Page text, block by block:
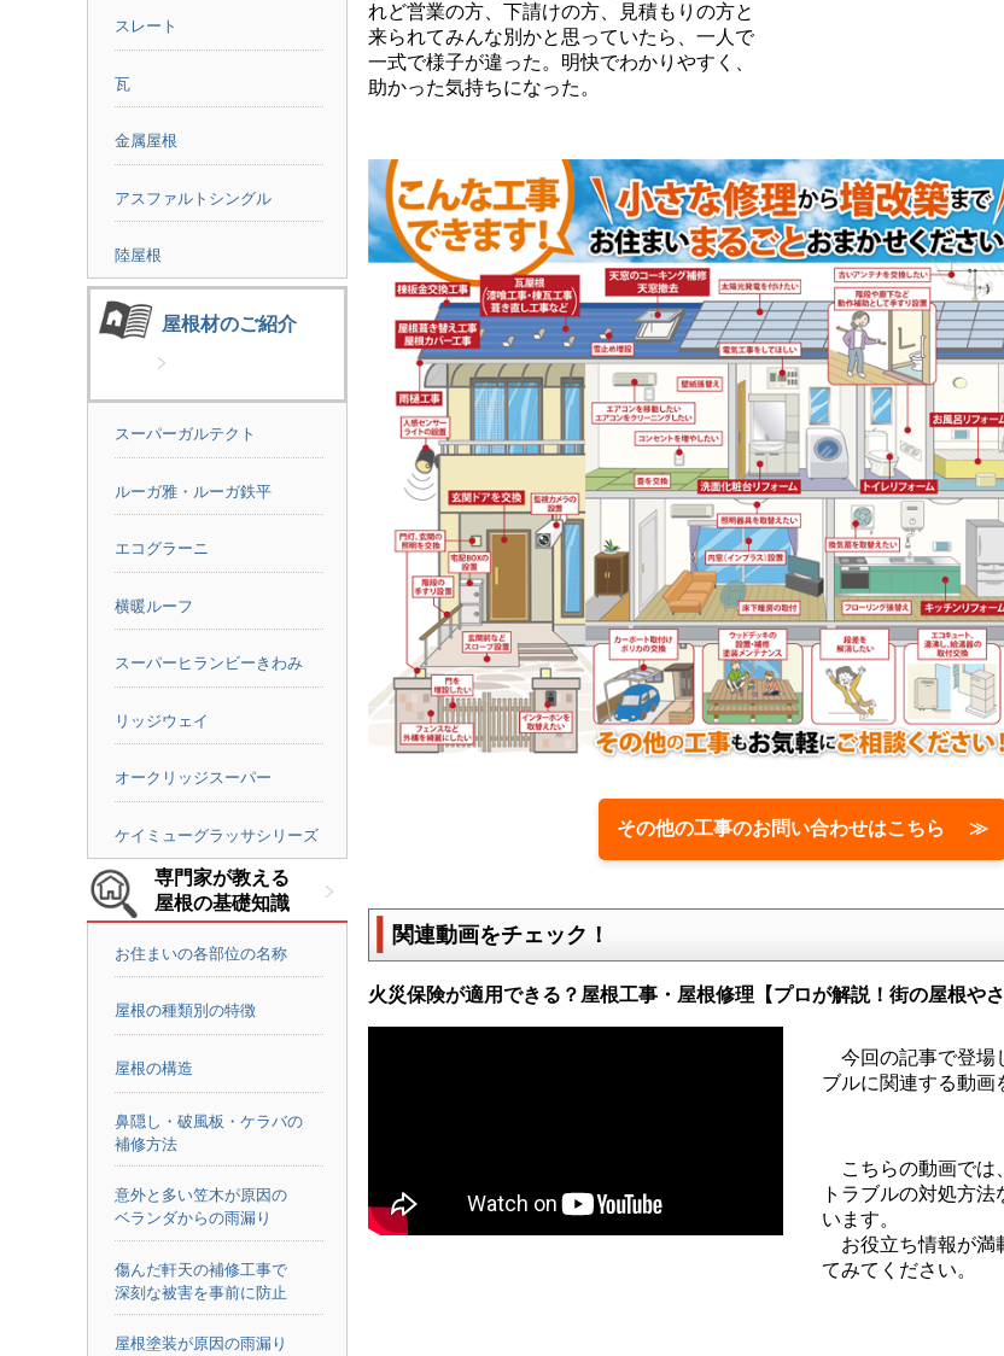
スレート
瓦
金属屋根
アスファルトシングル
陸屋根
屋根材のご紹介
スーパーガルテクト
ルーガ雅・ルーガ鉄平
エコグラーニ
横暖ルーフ
スーパーヒランビーきわみ
リッジウェイ
オークリッジスーパー
ケイミューグラッサシリーズ
専門家が教える
屋根の基礎知識
お住まいの各部位の名称
屋根の種類別の特徴
屋根の構造
鼻隠し・破風板・ケラバの
補修方法
意外と多い笠木が原因の
ベランダからの雨漏り
傷んだ軒天の補修工事で
深刻な被害を事前に防止
屋根塗装が原因の雨漏り
れど営業の方、下請けの方、見積もりの方と
来られてみんな別かと思っていたら、一人で
一式で様子が違った。明快でわかりやすく、
助かった気持ちになった。
その他の工事のお問い合わせはこちら ≫
関連動画をチェック！
火災保険が適用できる？屋根工事・屋根修理【プロが解説！街の屋根やさ
今回の記事で登場
ブルに関連する動画
こちらの動画では
トラブルの対処方
います。
お役立ち情報が満
てみてください。